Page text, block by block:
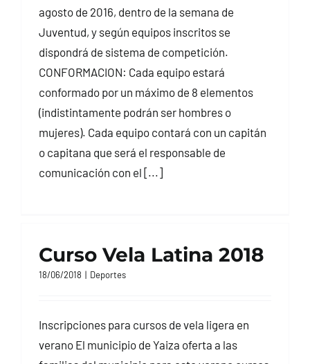
agosto de 2016, dentro de la semana de
Juventud, y según equipos inscritos se
dispondrá de sistema de competición.
CONFORMACION: Cada equipo estará
conformado por un máximo de 8 elementos
(indistintamente podrán ser hombres o
mujeres). Cada equipo contará con un capitán
o capitana que será el responsable de
comunicación con el [...]
Curso Vela Latina 2018
18/06/2018 | Deportes
Inscripciones para cursos de vela ligera en
verano El municipio de Yaiza oferta a las